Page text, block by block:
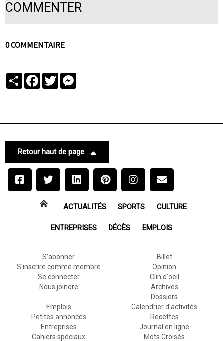
COMMENTER
0 COMMENTAIRE
PartagerFacebook
Twitter
Retour haut de page
ACTUALITÉS SPORTS CULTURE
ENTREPRISES DÉCÈS EMPLOIS
S'abonner
S'inscrire comme membre
Se connecter
Nous joindre
Billet
Opinion
Clin d'oeil
Archives
Dossiers
Emplois
Petites annonces
Entreprises
Cahiers spéciaux
Calendrier d'activités
Recettes
Journal en ligne
Mots Croisés